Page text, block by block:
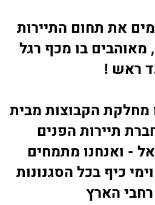
את תחום התיירות
מאוהבים בו מכף רגל
ראש !
מחלקת הקבוצות מבית
תיירות הפנים
- ואנחנו מתמחים
כיף בכל הסגנונות
רחבי הארץ